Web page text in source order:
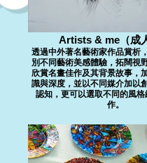
Artists & me（成
透過中外著名藝術家作品賞析
別不同藝術美感體驗，拓闊視
欣賞名畫佳作及其背景故事，
識與深度，並以不同媒介加以
認知，更可以選取不同的風格
作。